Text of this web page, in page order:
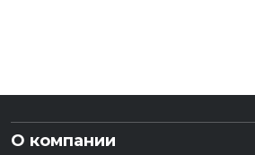
О компании